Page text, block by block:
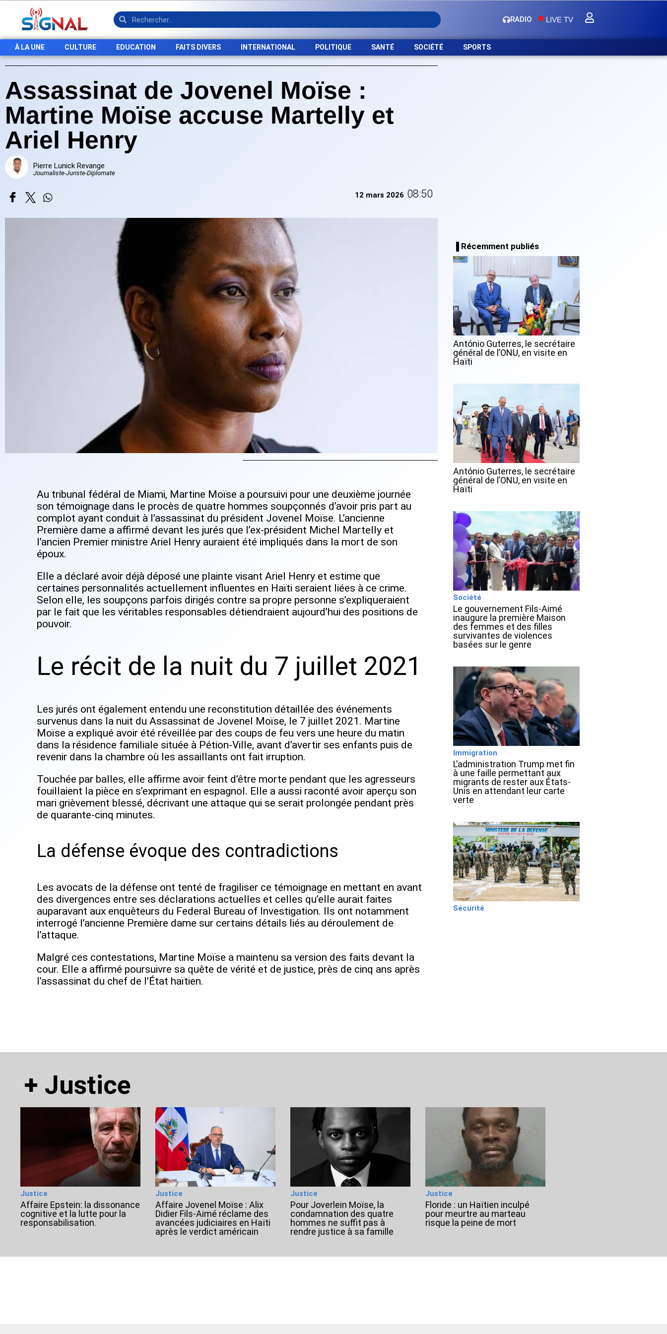
RADIO LIVE TV
À LA UNE CULTURE EDUCATION FAITS DIVERS INTERNATIONAL POLITIQUE SANTÉ SOCIÉTÉ SPORTS
Assassinat de Jovenel Moïse :
Martine Moïse accuse Martelly et
Ariel Henry
Pierre Lunick Revange
Journaliste-Juriste-Diplomate
12 mars 2026 08:50
Au tribunal fédéral de Miami, Martine Moïse a poursuivi pour une deuxième journée
son témoignage dans le procès de quatre hommes soupçonnés d’avoir pris part au
complot ayant conduit à l’assassinat du président Jovenel Moïse. L’ancienne
Première dame a affirmé devant les jurés que l’ex-président Michel Martelly et
l’ancien Premier ministre Ariel Henry auraient été impliqués dans la mort de son
époux.
Elle a déclaré avoir déjà déposé une plainte visant Ariel Henry et estime que
certaines personnalités actuellement influentes en Haïti seraient liées à ce crime.
Selon elle, les soupçons parfois dirigés contre sa propre personne s’expliqueraient
par le fait que les véritables responsables détiendraient aujourd’hui des positions de
pouvoir.
Le récit de la nuit du 7 juillet 2021
Les jurés ont également entendu une reconstitution détaillée des événements
survenus dans la nuit du Assassinat de Jovenel Moïse, le 7 juillet 2021. Martine
Moïse a expliqué avoir été réveillée par des coups de feu vers une heure du matin
dans la résidence familiale située à Pétion‑Ville, avant d’avertir ses enfants puis de
revenir dans la chambre où les assaillants ont fait irruption.
Touchée par balles, elle affirme avoir feint d’être morte pendant que les agresseurs
fouillaient la pièce en s’exprimant en espagnol. Elle a aussi raconté avoir aperçu son
mari grièvement blessé, décrivant une attaque qui se serait prolongée pendant près
de quarante-cinq minutes.
La défense évoque des contradictions
Les avocats de la défense ont tenté de fragiliser ce témoignage en mettant en avant
des divergences entre ses déclarations actuelles et celles qu’elle aurait faites
auparavant aux enquêteurs du Federal Bureau of Investigation. Ils ont notamment
interrogé l’ancienne Première dame sur certains détails liés au déroulement de
l’attaque.
Malgré ces contestations, Martine Moïse a maintenu sa version des faits devant la
cour. Elle a affirmé poursuivre sa quête de vérité et de justice, près de cinq ans après
l’assassinat du chef de l’État haïtien.
▐ Récemment publiés
António Guterres, le secrétaire
général de l’ONU, en visite en
Haïti
António Guterres, le secrétaire
général de l’ONU, en visite en
Haïti
Société
Le gouvernement Fils-Aimé
inaugure la première Maison
des femmes et des filles
survivantes de violences
basées sur le genre
Immigration
L’administration Trump met fin
à une faille permettant aux
migrants de rester aux États-
Unis en attendant leur carte
verte
Sécurité
+ Justice
Justice
Affaire Epstein: la dissonance
cognitive et la lutte pour la
responsabilisation.
Justice
Affaire Jovenel Moïse : Alix
Didier Fils-Aimé réclame des
avancées judiciaires en Haïti
après le verdict américain
Justice
Pour Joverlein Moïse, la
condamnation des quatre
hommes ne suffit pas à
rendre justice à sa famille
Justice
Floride : un Haïtien inculpé
pour meurtre au marteau
risque la peine de mort